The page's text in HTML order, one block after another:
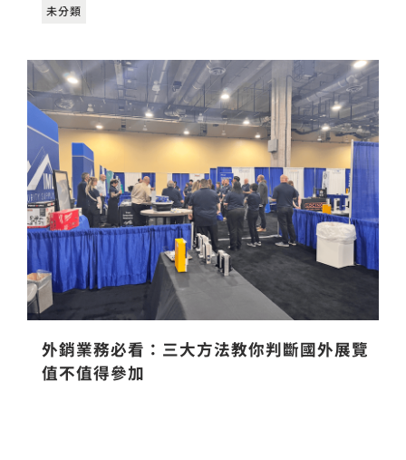
未分類
外銷業務必看：三大方法教你判斷國外展覽
值不值得參加